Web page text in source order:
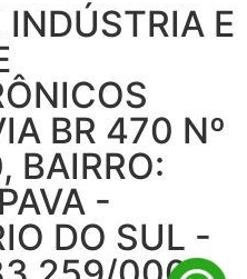
E
BR 470 Nº
BAIRRO:
-
DO SUL -